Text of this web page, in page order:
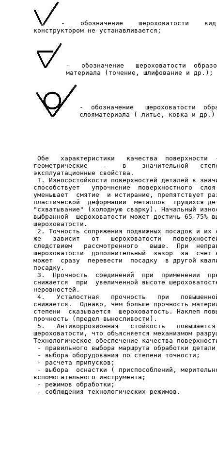
-    обозначение    шероховатости
-   обозначение   шероховатости
-  обозначение   шероховатости
слояматериала ( литье, ковка и др.)
Обе   характеристики   качества  поверхности
геометрические    -    в    значительной
эксплуатационные свойства.
I. Износостойкости поверхностей деталей в
способствует   упрочнение  поверхностного
уменьшает  смятие  и истирание, препятствует
пластической  деформации  металлов  трущихся
"схватывание" (холодную сварку). Начальный
выбранной  шероховатости может достичь 65-75%
шероховатости.
2. Точность сопряжения подвижных посадок и их
же   зависит   от   шероховатости
следствием   рассмотренного   выше.  При
шероховатости  дополнительный  зазор  за  счет
может  сразу  перевести  посадку  в другой
посадку.
3.  Прочность  соединений  при  применении
снижается  при  увеличенной высоте
неровностей.
4.   Усталостная   прочность   при
снижается.  Однако, чем больше прочность
степени  сказывается  шероховатость. Наклеп
прочность (предел выносливости).
5.   Антикоррозионная   стойкость
шероховатости, что объясняется механизмом
Технологическое обеспечение качества
- правильного выбора маршрута обработки
- выбора оборудования по степени точности;
- расчета припусков;
- выбора  оснастки ( приспособлений,
вспомогательного инструмента;
- режимов обработки;